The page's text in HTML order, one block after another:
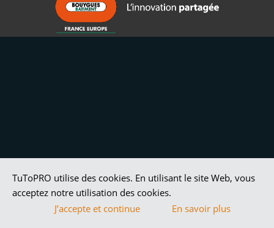
TuToPRO utilise des cookies. En utilisant le site Web, vous
acceptez notre utilisation des cookies.
J’accepte et continue
En savoir plus